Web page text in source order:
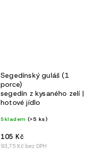
Segedínský guláš (1
porce)
segedín z kysaného zelí |
hotové jídlo
Skladem (>5 ks)
93,75 Kč bez DPH
105 Kč